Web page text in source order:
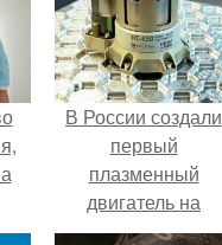
В России создали
первый
плазменный
двигатель на
криптоне.